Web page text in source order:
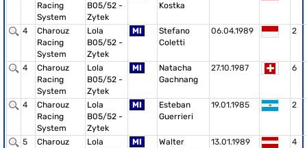
Racing
System
B05/52 -
Zytek
Kostka
4
Charouz
Racing
System
Lola
B05/52 -
Zytek
MI
Stefano
Coletti
06.04.1989 2
4
Charouz
Racing
System
Lola
B05/52 -
Zytek
MI
Natacha
Gachnang
27.10.1987 6
4
Charouz
Racing
System
Lola
B05/52 -
Zytek
MI
Esteban
Guerrieri
19.01.1985 2
5
Charouz
Lola
MI
Walter
13.01.1989 4